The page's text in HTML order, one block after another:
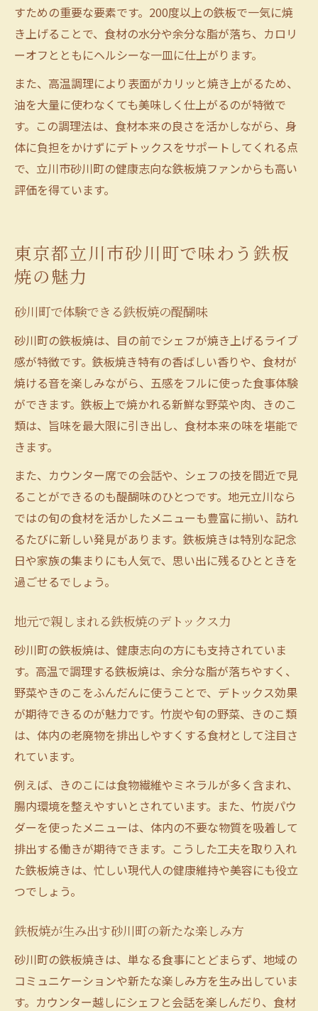
すための重要な要素です。200度以上の鉄板で一気に焼
き上げることで、食材の水分や余分な脂が落ち、カロリ
ーオフとともにヘルシーな一皿に仕上がります。
また、高温調理により表面がカリッと焼き上がるため、
油を大量に使わなくても美味しく仕上がるのが特徴で
す。この調理法は、食材本来の良さを活かしながら、身
体に負担をかけずにデトックスをサポートしてくれる点
で、立川市砂川町の健康志向な鉄板焼ファンからも高い
評価を得ています。
東京都立川市砂川町で味わう鉄板
焼の魅力
砂川町で体験できる鉄板焼の醍醐味
砂川町の鉄板焼は、目の前でシェフが焼き上げるライブ
感が特徴です。鉄板焼き特有の香ばしい香りや、食材が
焼ける音を楽しみながら、五感をフルに使った食事体験
ができます。鉄板上で焼かれる新鮮な野菜や肉、きのこ
類は、旨味を最大限に引き出し、食材本来の味を堪能で
きます。
また、カウンター席での会話や、シェフの技を間近で見
ることができるのも醍醐味のひとつです。地元立川なら
ではの旬の食材を活かしたメニューも豊富に揃い、訪れ
るたびに新しい発見があります。鉄板焼きは特別な記念
日や家族の集まりにも人気で、思い出に残るひとときを
過ごせるでしょう。
地元で親しまれる鉄板焼のデトックス力
砂川町の鉄板焼は、健康志向の方にも支持されていま
す。高温で調理する鉄板焼は、余分な脂が落ちやすく、
野菜やきのこをふんだんに使うことで、デトックス効果
が期待できるのが魅力です。竹炭や旬の野菜、きのこ類
は、体内の老廃物を排出しやすくする食材として注目さ
れています。
例えば、きのこには食物繊維やミネラルが多く含まれ、
腸内環境を整えやすいとされています。また、竹炭パウ
ダーを使ったメニューは、体内の不要な物質を吸着して
排出する働きが期待できます。こうした工夫を取り入れ
た鉄板焼きは、忙しい現代人の健康維持や美容にも役立
つでしょう。
鉄板焼が生み出す砂川町の新たな楽しみ方
砂川町の鉄板焼きは、単なる食事にとどまらず、地域の
コミュニケーションや新たな楽しみ方を生み出していま
す。カウンター越しにシェフと会話を楽しんだり、食材